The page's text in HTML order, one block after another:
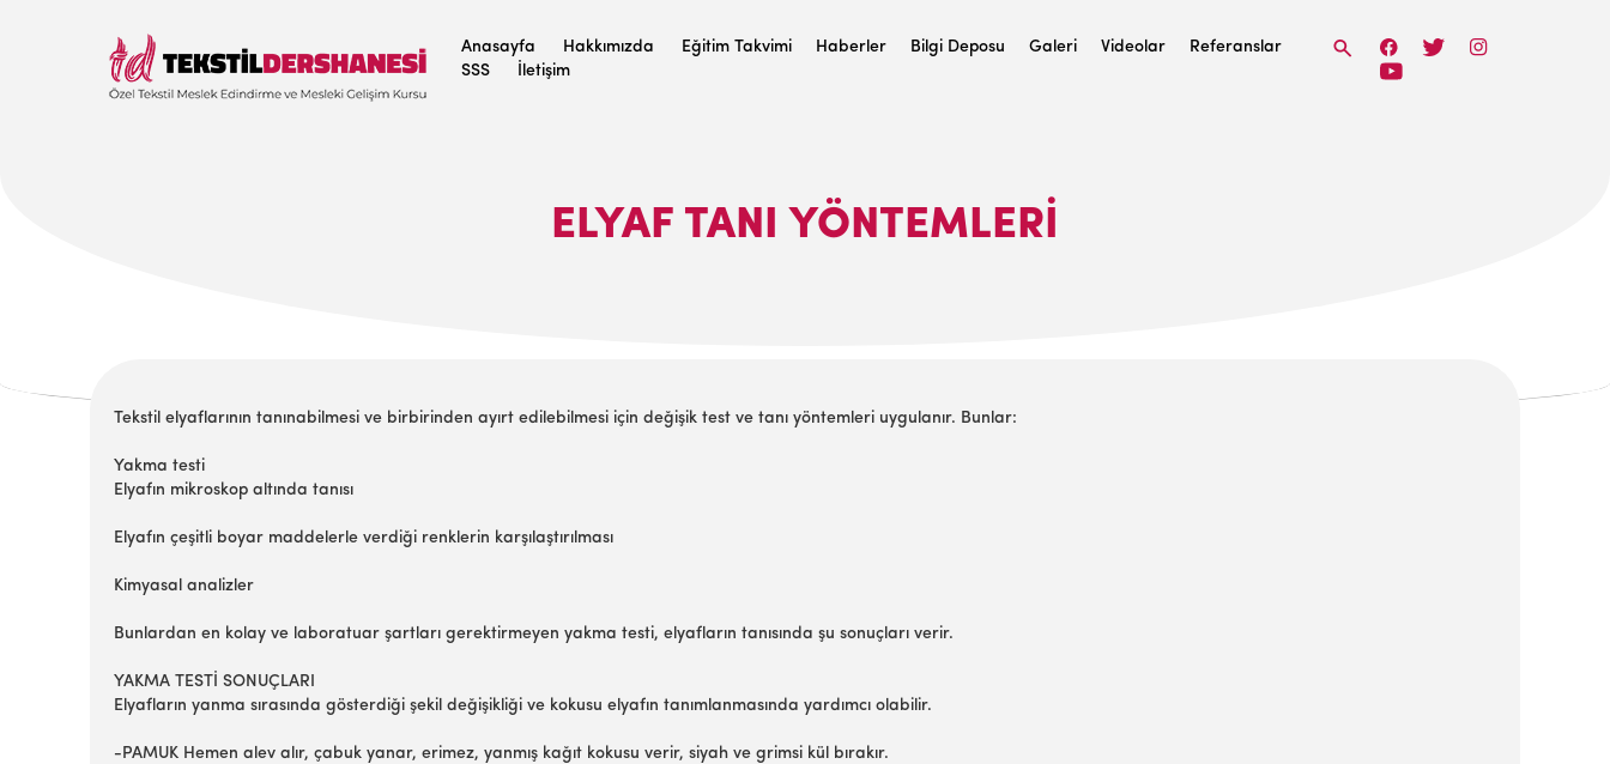
Anasayfa Hakkımızda Eğitim Takvimi Haberler Bilgi Deposu Galeri Videolar
Referanslar
SSS
İletişim
ELYAF TANI YÖNTEMLERİ
Tekstil elyaflarının tanınabilmesi ve birbirinden ayırt edilebilmesi için değişik test ve tanı yöntemleri uygulanır. Bunlar:
Yakma testi
Elyafın mikroskop altında tanısı
Elyafın çeşitli boyar maddelerle verdiği renklerin karşılaştırılması
Kimyasal analizler
Bunlardan en kolay ve laboratuar şartları gerektirmeyen yakma testi, elyafların tanısında şu sonuçları verir.
YAKMA TESTİ SONUÇLARI
Elyafların yanma sırasında gösterdiği şekil değişikliği ve kokusu elyafın tanımlanmasında yardımcı olabilir.
-PAMUK Hemen alev alır, çabuk yanar, erimez, yanmış kağıt kokusu verir, siyah ve grimsi kül bırakır.